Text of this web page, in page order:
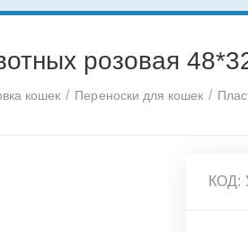
розовая
кошек / Переноски для кошек /
КОД: